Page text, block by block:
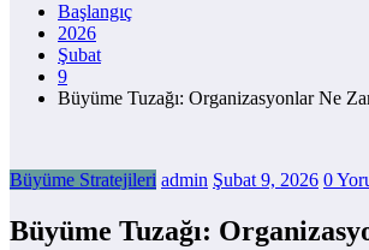
Başlangıç
2026
Şubat
9
Büyüme Tuzağı: Organizasyonlar Ne
Büyüme Stratejileri admin Şubat 9, 2026 0
Büyüme Tuzağı: